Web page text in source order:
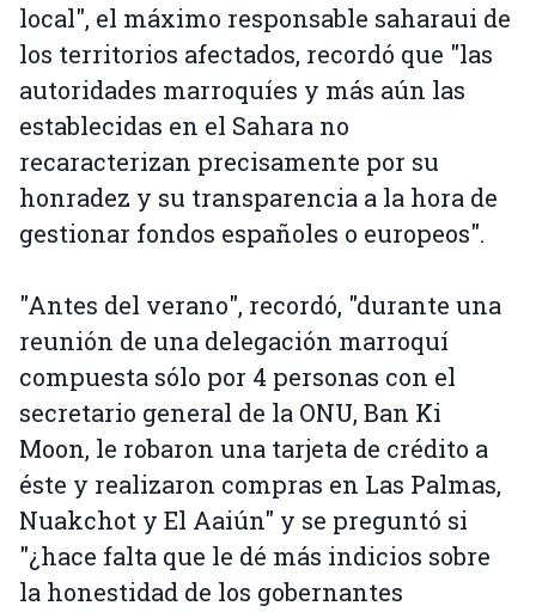
local", el máximo responsable saharaui de
los territorios afectados, recordó que "las
autoridades marroquíes y más aún las
establecidas en el Sahara no
recaracterizan precisamente por su
honradez y su transparencia a la hora de
gestionar fondos españoles o europeos".
"Antes del verano", recordó, "durante una
reunión de una delegación marroquí
compuesta sólo por 4 personas con el
secretario general de la ONU, Ban Ki
Moon, le robaron una tarjeta de crédito a
éste y realizaron compras en Las Palmas,
Nuakchot y El Aaiún" y se preguntó si
"¿hace falta que le dé más indicios sobre
la honestidad de los gobernantes